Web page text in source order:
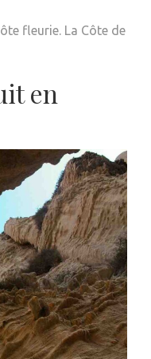
fleurie. La Côte de
en